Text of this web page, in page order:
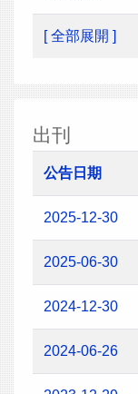
[ 全部展開 ]
出刊
公告日期
2025-12-30
2025-06-30
2024-12-30
2024-06-26